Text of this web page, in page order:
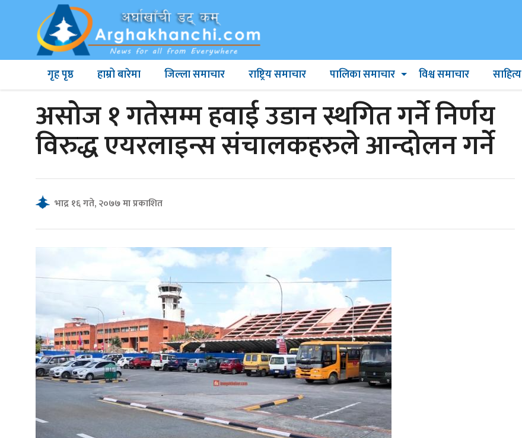
गृह पृष्ठ हाम्रो बारेमा जिल्ला समाचार राष्ट्रिय समाचार पालिका समाचार विश्व समाचार साहित्य
असोज १ गतेसम्म हवाई उडान स्थगित गर्ने निर्णय
विरुद्ध एयरलाइन्स संचालकहरुले आन्दोलन गर्ने
भाद्र १६ गते, २०७७ मा प्रकाशित